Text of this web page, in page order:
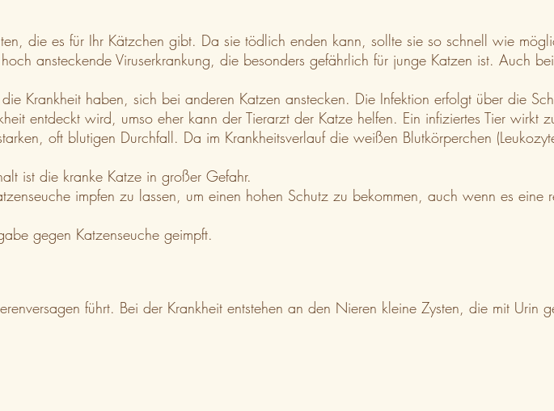
die es für Ihr Kätzchen gibt. Da sie tödlich enden kann, sollte sie so schnell wie
ansteckende Viruserkrankung, die besonders gefährlich für junge Katzen ist.
Krankheit haben, sich bei anderen Katzen anstecken. Die Infektion erfolgt über die
entdeckt wird, umso eher kann der Tierarzt der Katze helfen. Ein infiziertes Tier
oft blutigen Durchfall. Da im Krankheitsverlauf die weißen Blutkörperchen
ist die kranke Katze in großer Gefahr.
impfen zu lassen, um einen hohen Schutz zu bekommen, auch wenn es
gegen Katzenseuche geimpft.
führt. Bei der Krankheit entstehen an den Nieren kleine Zysten, die mit